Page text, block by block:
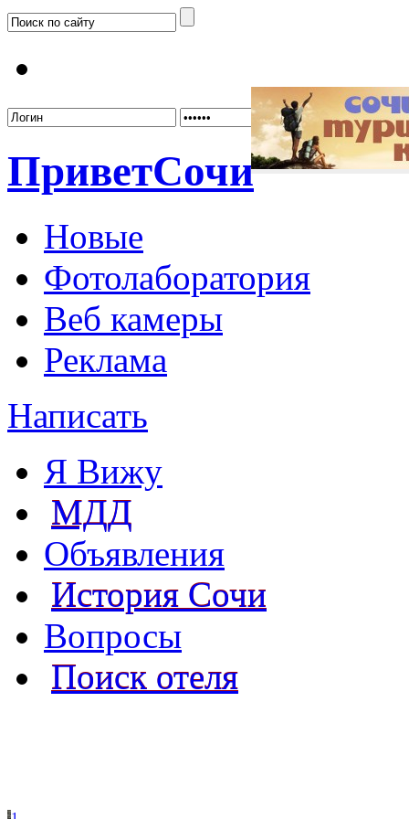
ПриветСочи
Новые
Фотолаборатория
Веб камеры
Реклама
Написать
Я Вижу
МДД
Объявления
История Сочи
Вопросы
Поиск отеля